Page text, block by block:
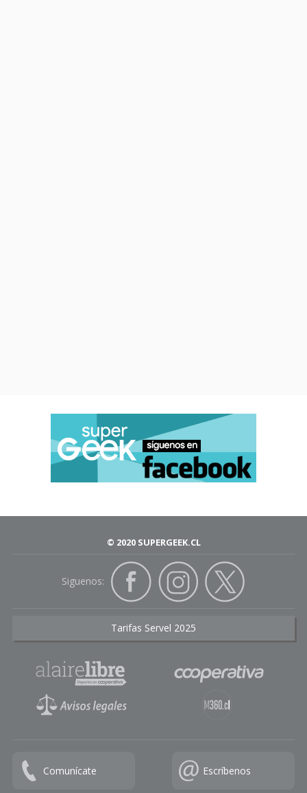
© 2020 SUPERGEEK.CL
Siguenos:
Tarifas Servel 2025
Comunícate Escríbenos